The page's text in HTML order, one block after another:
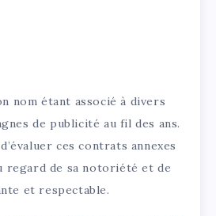
nom étant associé à divers
de publicité au fil des ans.
ces contrats annexes
regard de sa notoriété et de
et respectable.